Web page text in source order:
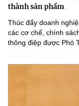
thành sản phẩm
Thúc đẩy doanh
các cơ chế, chính
thông điệp được Phó